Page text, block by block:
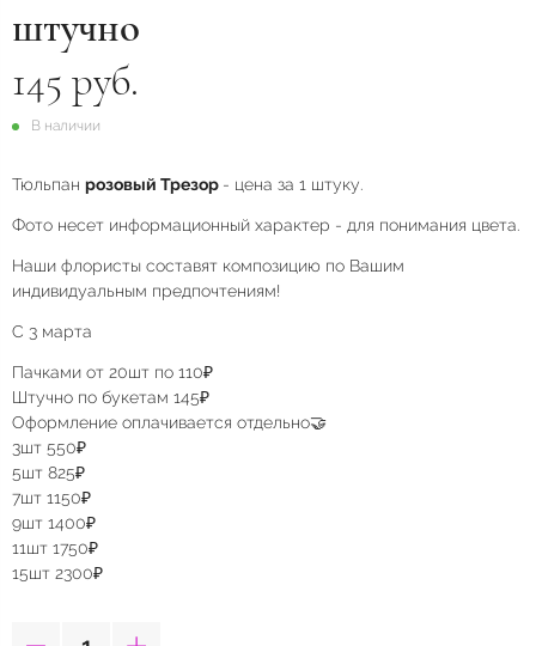
штучно
145 руб.
В наличии
Тюльпан розовый Трезор - цена за 1 штуку.
Фото несет информационный характер - для понимания цвета.
Наши флористы составят композицию по Вашим
индивидуальным предпочтениям!
С 3 марта
Пачками от 20шт по 110₽
Штучно по букетам 145₽
Оформление оплачивается отдельно🤝
3шт 550₽
5шт 825₽
7шт 1150₽
9шт 1400₽
11шт 1750₽
15шт 2300₽